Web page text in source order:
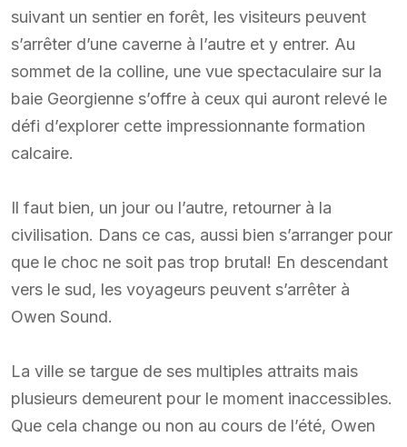
suivant un sentier en forêt, les visiteurs peuvent
s’arrêter d’une caverne à l’autre et y entrer. Au
sommet de la colline, une vue spectaculaire sur la
baie Georgienne s’offre à ceux qui auront relevé le
défi d’explorer cette impressionnante formation
calcaire.
Il faut bien, un jour ou l’autre, retourner à la
civilisation. Dans ce cas, aussi bien s’arranger pour
que le choc ne soit pas trop brutal! En descendant
vers le sud, les voyageurs peuvent s’arrêter à
Owen Sound.
La ville se targue de ses multiples attraits mais
plusieurs demeurent pour le moment inaccessibles.
Que cela change ou non au cours de l’été, Owen